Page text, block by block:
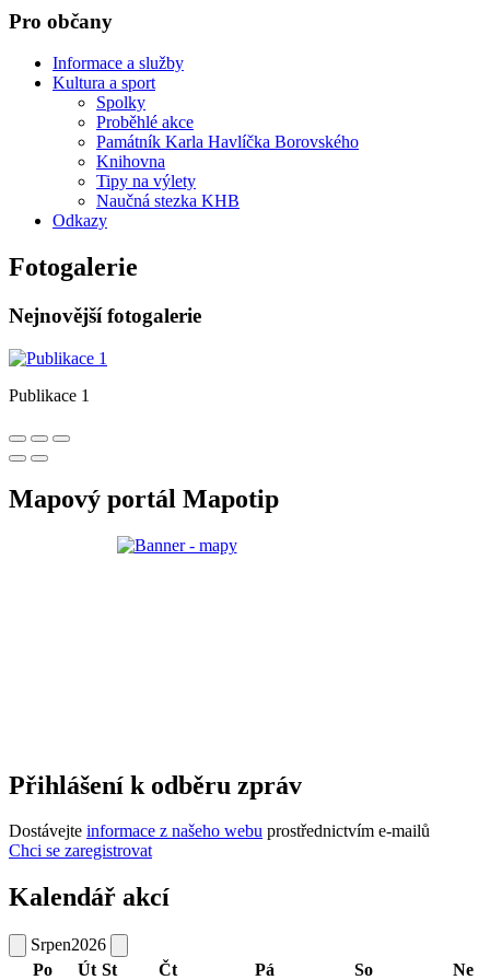
Pro občany
Informace a služby
Kultura a sport
Spolky
Proběhlé akce
Památník Karla Havlíčka Borovského
Knihovna
Tipy na výlety
Naučná stezka KHB
Odkazy
Fotogalerie
Nejnovější fotogalerie
Publikace 1
Mapový portál Mapotip
Přihlášení k odběru zpráv
Dostávejte informace z našeho webu prostřednictvím e-mailů
Chci se zaregistrovat
Kalendář akcí
Srpen2026
Po
Út St Čt Pá So Ne